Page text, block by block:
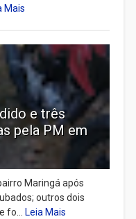
Mais
e três
pela PM em
Maringá após
outros dois
fo... Leia Mais